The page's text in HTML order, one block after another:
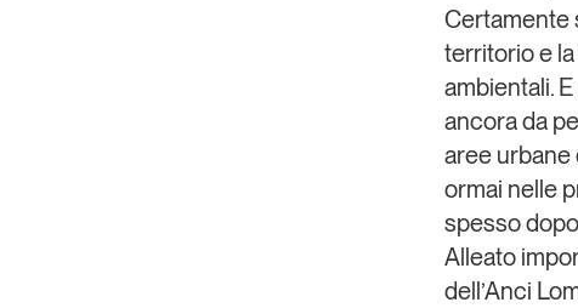
Certamente
territorio e
ambientali.
ancora da
aree urbane
ormai nelle
spesso
Alleato
dell’Anci